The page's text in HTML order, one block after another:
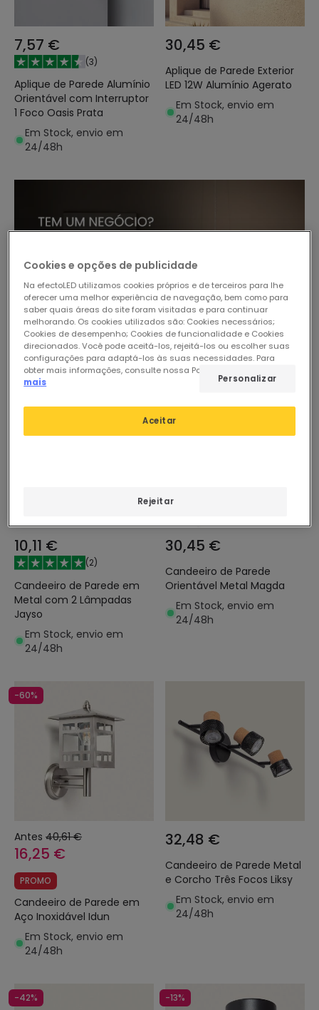
7,57 €
(3)
Aplique de Parede Alumínio
Orientável com Interruptor
1 Foco Oasis Prata
Em Stock, envio em
24/48h
30,45 €
Aplique de Parede Exterior
LED 12W Alumínio Agerato
Em Stock, envio em
24/48h
10,11 €
(2)
Candeeiro de Parede em
Metal com 2 Lâmpadas
Jayso
Em Stock, envio em
24/48h
30,45 €
Candeeiro de Parede
Orientável Metal Magda
Em Stock, envio em
24/48h
-60%
Antes 40,61 €
16,25 €
PROMO
Candeeiro de Parede em
Aço Inoxidável Idun
Em Stock, envio em
24/48h
32,48 €
Candeeiro de Parede Metal
e Corcho Três Focos Liksy
Em Stock, envio em
24/48h
-42% -13%
Cookies e opções de publicidade
Na efectoLED utilizamos cookies próprios e de terceiros para lhe
oferecer uma melhor experiência de navegação, bem como para
saber quais áreas do site foram visitadas e para continuar
melhorando. Os cookies utilizados são: Cookies necessários;
Cookies de desempenho; Cookies de funcionalidade e Cookies
direcionados. Você pode aceitá-los, rejeitá-los ou escolher suas
configurações para adaptá-los às suas necessidades. Para
obter mais informações, consulte nossa Política de Cookies.
mais
Rejeitar
Aceitar
Personalizar